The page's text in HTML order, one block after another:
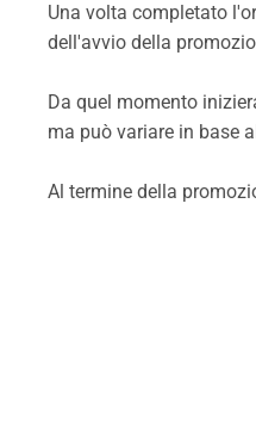
Una volta completato
dell'avvio della
Da quel momento
ma può variare in base
Al termine della